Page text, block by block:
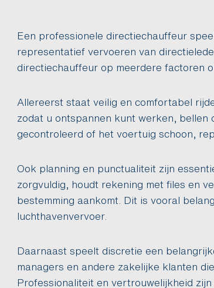
Een professionele directiechauffeur
representatief vervoeren van
directiechauffeur op meerdere factoren
Allereerst staat veilig en comfortabel
zodat u ontspannen kunt werken,
gecontroleerd of het voertuig schoon,
Ook planning en punctualiteit zijn
zorgvuldig, houdt rekening met files en
bestemming aankomt. Dit is vooral
luchthavenvervoer.
Daarnaast speelt discretie een
managers en andere zakelijke klanten
Professionaliteit en vertrouwelijkheid zijn